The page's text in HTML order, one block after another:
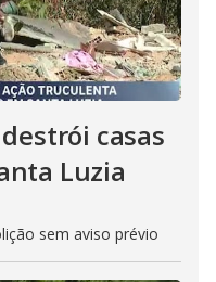
casas
Luzia
sem aviso prévio